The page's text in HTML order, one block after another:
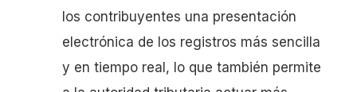
los contribuyentes una presentación
electrónica de los registros más sencilla
y en tiempo real, lo que también permite